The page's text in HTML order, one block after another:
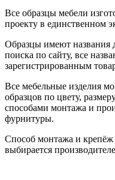
Все образцы мебели
проекту в единственном
Образцы имеют названия
поиска по сайту, все
зарегистрированным
Все мебельные изделия
образцов по цвету,
способами монтажа и
фурнитуры.
Способ монтажа и крепёж
выбирается